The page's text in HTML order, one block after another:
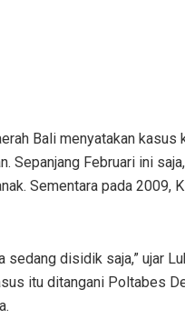
Bali menyatakan
Sepanjang Februari ini
Sementara pada 2009,
disidik saja,” ujar
itu ditangani Poltabes